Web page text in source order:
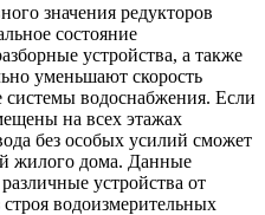
значения редукторов
состояние
устройства, а также
уменьшают скорость
системы водоснабжения. Если
на всех этажах
без особых усилий сможет
жилого дома. Данные
устройства от
водоизмерительных